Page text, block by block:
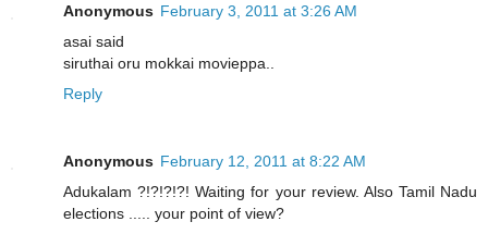
Anonymous February 3, 2011 at 3:26 AM
asai said
siruthai oru mokkai movieppa..
Reply
Anonymous February 12, 2011 at 8:22 AM
Adukalam ?!?!?!?! Waiting for your review. Also Tamil Nadu
elections ..... your point of view?